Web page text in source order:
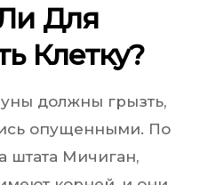
Для
Клетку?
должны грызть,
опущенными. По
штата Мичиган,